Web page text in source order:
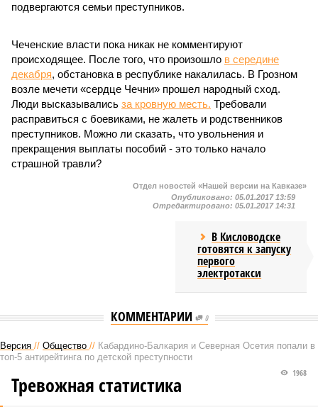
подвергаются семьи преступников.
Чеченские власти пока никак не комментируют
происходящее. После того, что произошло в середине
декабря, обстановка в республике накалилась. В Грозном
возле мечети «сердце Чечни» прошел народный сход.
Люди высказывались за кровную месть. Требовали
расправиться с боевиками, не жалеть и родственников
преступников. Можно ли сказать, что увольнения и
прекращения выплаты пособий - это только начало
страшной травли?
Отдел новостей «Нашей версии на Кавказе»
Опубликовано: 05.01.2017 13:59
Отредактировано: 05.01.2017 14:31
В Кисловодске
готовятся к запуску
первого
электротакси
КОММЕНТАРИИ 0
Версия // Общество // Кабардино-Балкария и Северная Осетия попали в
топ-5 антирейтинга по детской преступности
1968
Тревожная статистика